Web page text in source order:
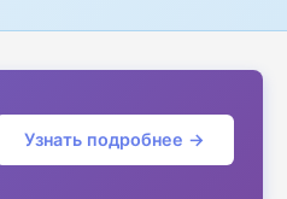
Узнать подробнее →